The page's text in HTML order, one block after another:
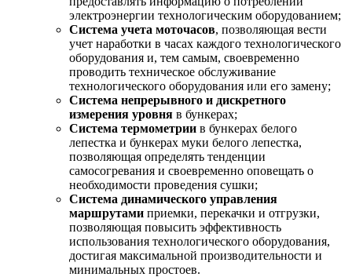
электроэнергии технологическим оборудованием;
Система учета моточасов, позволяющая вести
учет наработки в часах каждого технологического
оборудования и, тем самым, своевременно
проводить техническое обслуживание
технологического оборудования или его замену;
Система непрерывного и дискретного
измерения уровня в бункерах;
Система термометрии в бункерах белого
лепестка и бункерах муки белого лепестка,
позволяющая определять тенденции
самосогревания и своевременно оповещать о
необходимости проведения сушки;
Система динамического управления
маршрутами приемки, перекачки и отгрузки,
позволяющая повысить эффективность
использования технологического оборудования,
достигая максимальной производительности и
минимальных простоев.